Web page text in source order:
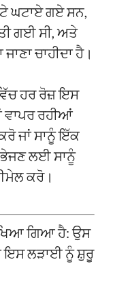
ਘਟਾਏ ਗਏ ਸਨ,
ਗਈ ਸੀ, ਅਤੇ
ਚਾਹੀਦਾ ਹੈ।
ਹਰ ਰੋਜ਼ ਇਸ
ਵਾਪਰ ਰਹੀਆਂ
ਜਾਂ ਸਾਨੂੰ ਇੱਕ
ਭੇਜਣ ਲਈ ਸਾਨੂੰ
ਕਰੋ।
ਗਿਆ ਹੈ: ਉਸ
ਇਸ ਲੜਾਈ ਨੂੰ ਸ਼ੁਰੂ